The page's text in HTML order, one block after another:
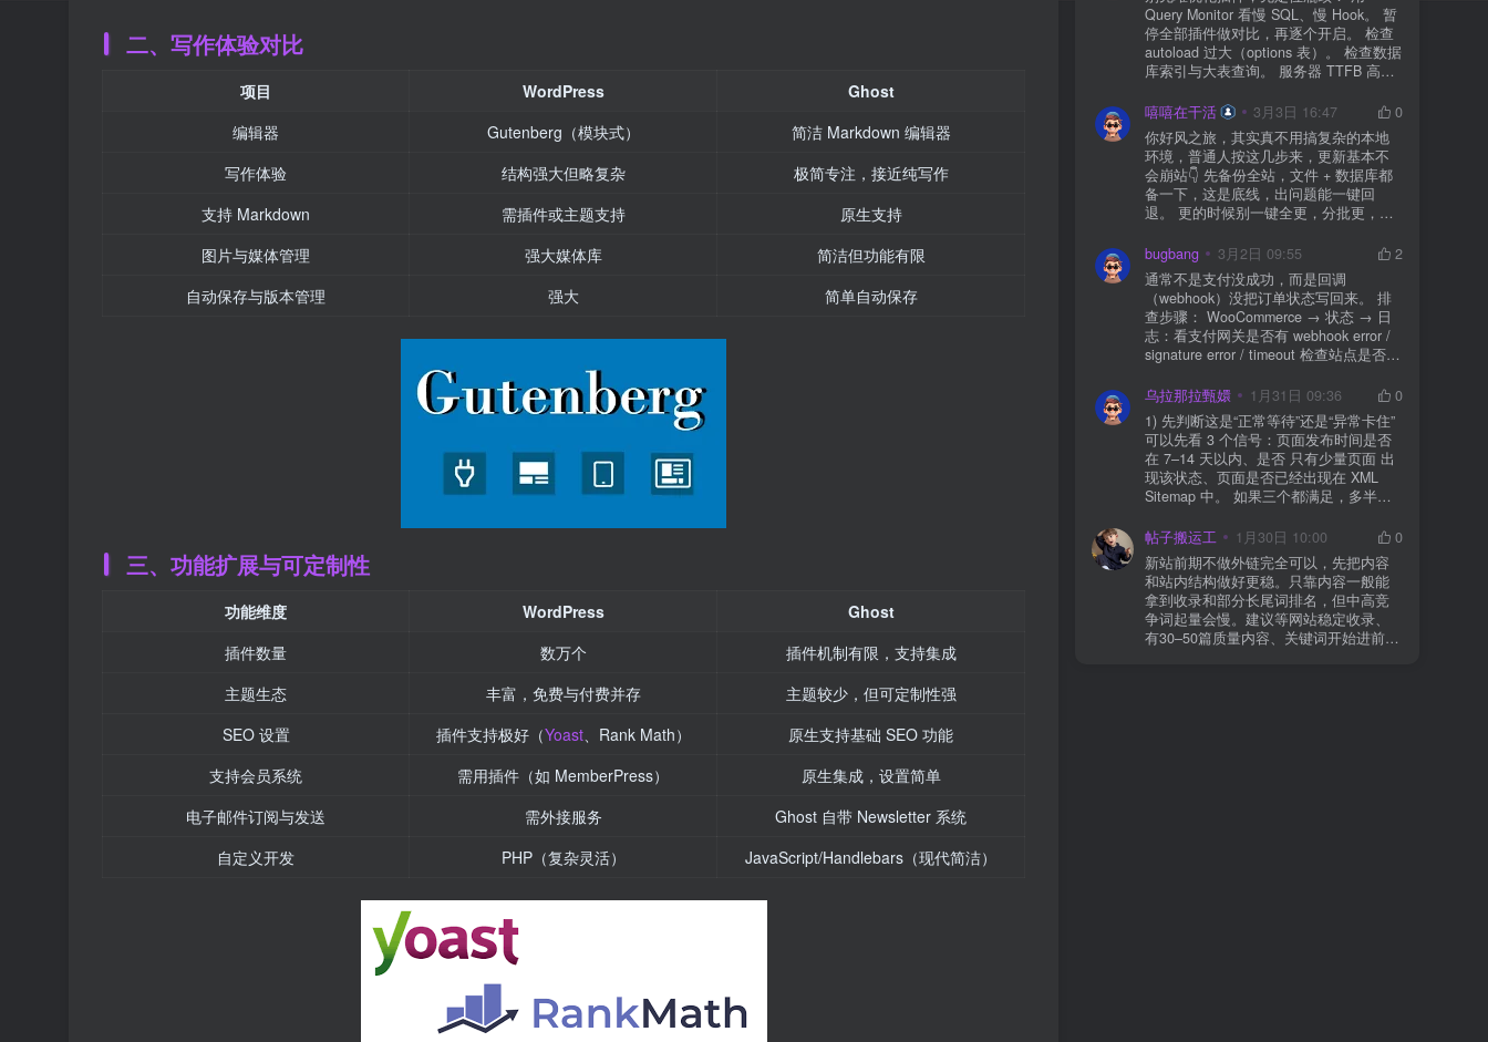
二、写作体验对比
项目 WordPress
Ghost
编辑器
Gutenberg（模块式）
简洁 Markdown 编辑器
写作体验
结构强大但略复杂
极简专注，接近纯写作
支持 Markdown
需插件或主题支持
原生支持
图片与媒体管理
强大媒体库
简洁但功能有限
自动保存与版本管理
强大 简单自动保存
三、功能扩展与可定制性
功能维度 WordPress
Ghost
插件数量
数万个
插件机制有限，支持集成
主题生态
丰富，免费与付费并存
主题较少，但可定制性强
SEO 设置
插件支持极好（Yoast、Rank Math）
原生支持基础 SEO 功能
支持会员系统
需用插件（如 MemberPress）
原生集成，设置简单
电子邮件订阅与发送
需外接服务
Ghost 自带 Newsletter 系统
自定义开发
PHP（复杂灵活） JavaScript/Handlebars（现代简洁）
Query Monitor 看慢 SQL、慢 Hook。 暂
停全部插件做对比，再逐个开启。 检查
autoload 过大（options 表）。 检查数据
库索引与大表查询。 服务器 TTFB 高就
嘻嘻在干活
3月3日 16:47
0
你好风之旅，其实真不用搞复杂的本地
环境，普通人按这几步来，更新基本不
会崩站👇 先备份全站，文件 + 数据库都
备一下，这是底线，出问题能一键回
退。 更的时候别一键全更，分批更，先
立刻清缓存，去前台检查首页、文章
页、按钮、表单这些关键位置。 最好再
装个支持版本回滚的插件，万一崩了，
一秒切回旧版。 总结来说：先备份、分
批更、更完查、留退路，稳得很✅😎希望
能帮到你
bugbang 3月2日 09:55
2
通常不是支付没成功，而是回调
（webhook）没把订单状态写回来。 排
查步骤： WooCommerce → 状态 → 日
志：看支付网关是否有 webhook error /
signature error / timeout 检查站点是否被
全插件） 检查是否启用了“缓存结账页/接
口路径”（结账页和回调接口不应缓存）
看服务器错误日志是否有 500/致命错误
导致回调执行中断 解决方案： 放行 wp-
json、wc-api、支付网关回调 URL（按网
关文档配置） 关闭结账页的缓存与 JS
合并压缩测试一次 若使用 Cloudflare：
则
乌拉那拉甄嬛 1月31日 09:36
0
1) 先判断这是“正常等待”还是“异常卡住”
可以先看 3 个信号：页面发布时间是否
在 7–14 天以内、是否 只有少量页面 出
现该状态、页面是否已经出现在 XML
Sitemap 中。 如果三个都满足，多半属
手。 2) 什么情况下“等”是没用的？ 以下
情况基本不会靠时间自动解决：页面几
乎没有内链（孤立页）、内容与站内已
有页面高度相似、canonical 指向了别的
URL、同一主题短时间发布太多相似文
章。 这种情况下，Google 已经抓取，但
判断“当前不值得进入索引”。 3) 最有效
帖子搬运工 1月30日 10:00
0
新站前期不做外链完全可以，先把内容
和站内结构做好更稳。只靠内容一般能
拿到收录和部分长尾词排名，但中高竞
争词起量会慢。建议等网站稳定收录、
有30–50篇质量内容、关键词开始进前